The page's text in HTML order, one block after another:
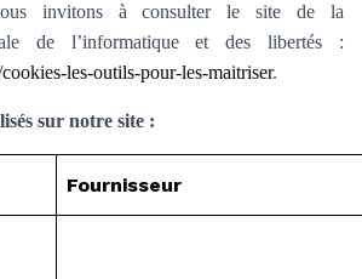
invitons à consulter le site de la
de l’informatique et des libertés :
les-outils-pour-les-maitriser.
sur notre site :
Fournisseur